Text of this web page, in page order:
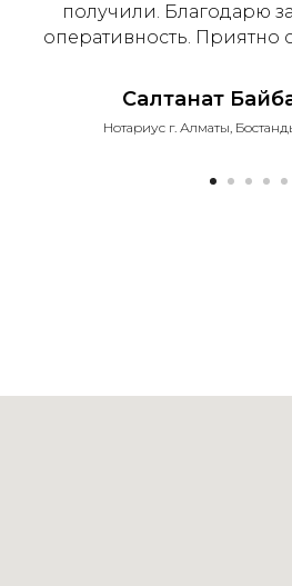
получили. Благодарю
оперативность. Приятно
Салтанат
Нотариус г. Алматы,